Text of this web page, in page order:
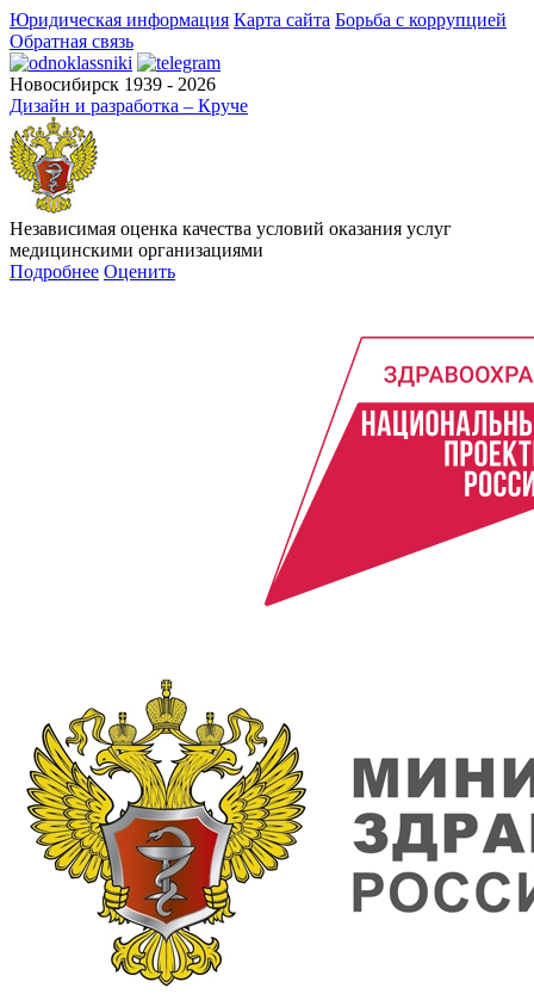
Юридическая информация Карта сайта Борьба с коррупцией
Обратная связь
Новосибирск 1939 - 2026
Дизайн и разработка – Круче
Независимая оценка качества условий оказания услуг
медицинскими организациями
Подробнее Оценить